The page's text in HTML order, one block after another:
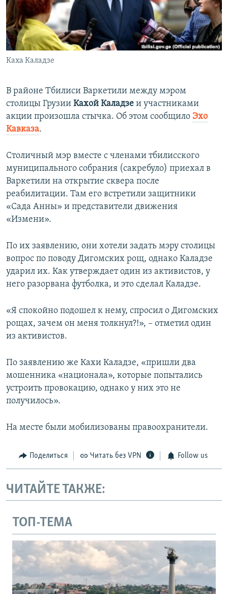
ПОБЕДИТЕЛЕЙ НЕ СУДЯТ?
КРЫМ.НЕПОКОРЕННЫЙ
ELIFBE
УКРАИНСКАЯ ПРОБЛЕМА КРЫМА
ПРИСОЕДИНЯЙТЕСЬ!
Каха Каладзе
В районе Тбилиси Варкетили между мэром
столицы Грузии Кахой Каладзе и участниками
акции произошла стычка. Об этом сообщило Эхо
Кавказа.
Столичный мэр вместе с членами тбилисского
муниципального собрания (сакребуло) приехал в
Варкетили на открытие сквера после
реабилитации. Там его встретили защитники
«Сада Анны» и представители движения
«Измени».
По их заявлению, они хотели задать мэру столицы
вопрос по поводу Дигомских рощ, однако Каладзе
ударил их. Как утверждает один из активистов, у
него разорвана футболка, и это сделал Каладзе.
«Я спокойно подошел к нему, спросил о Дигомских
рощах, зачем он меня толкнул?!», – отметил один
из активистов.
По заявлению же Кахи Каладзе, «пришли два
мошенника «национала», которые попытались
устроить провокацию, однако у них это не
получилось».
На месте были мобилизованы правоохранители.
Поделиться Читать без VPN Follow us
ЧИТАЙТЕ ТАКЖЕ:
ТОП-ТЕМА